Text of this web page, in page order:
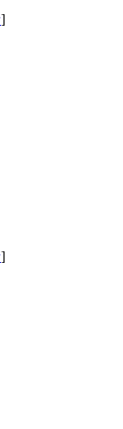
]
]